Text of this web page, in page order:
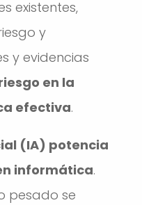
existentes,
y
y evidencias
en la
efectiva.
(IA) potencia
informática.
pesado se